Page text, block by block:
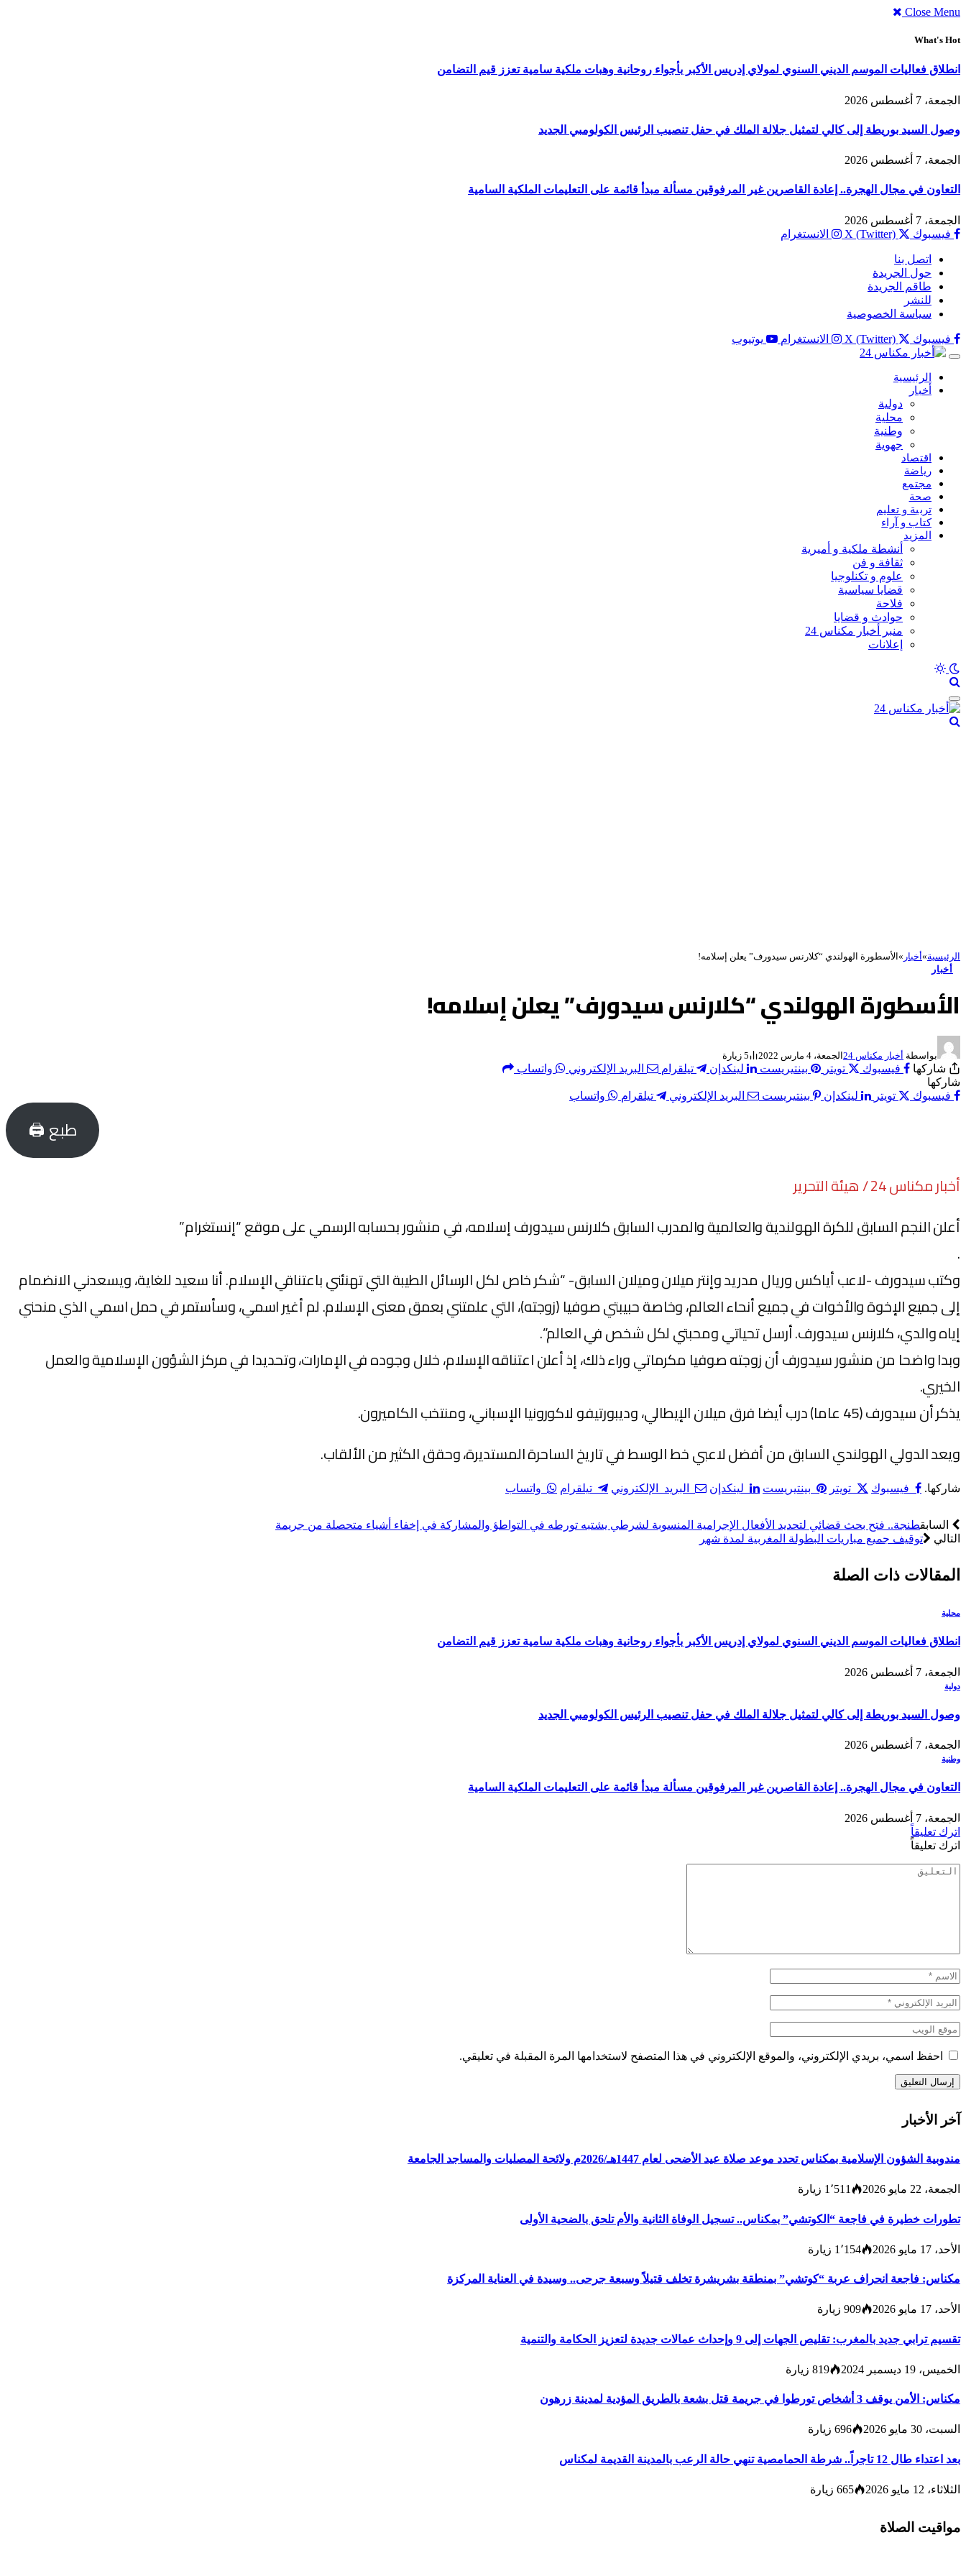
Close Menu
What's Hot
انطلاق فعاليات الموسم الديني السنوي لمولاي إدريس الأكبر بأجواء روحانية وهبات ملكية سامية تعزز قيم التضامن
الجمعة، 7 أغسطس 2026
وصول السيد بوريطة إلى كالي لتمثيل جلالة الملك في حفل تنصيب الرئيس الكولومبي الجديد
الجمعة، 7 أغسطس 2026
التعاون في مجال الهجرة.. إعادة القاصرين غير المرفوقين مسألة مبدأ قائمة على التعليمات الملكية السامية
الجمعة، 7 أغسطس 2026
فيسبوك
X (Twitter) الانستغرام
اتصل بنا
حول الجريدة
طاقم الجريدة
للنشر
سياسة الخصوصية
فيسبوك X (Twitter) الانستغرام يوتيوب
الرئيسية
أخبار
دولية
محلية
وطنية
جهوية
اقتصاد
رياضة
مجتمع
صحة
تربية و تعليم
كتاب و آراء
المزيد
أنشطة ملكية و أميرية
ثقافة و فن
علوم و تكنلوجيا
قضايا سياسية
فلاحة
حوادث و قضايا
منبر أخبار مكناس 24
إعلانات
الرئيسية»أخبار »الأسطورة الهولندي “كلارنس سيدورف” يعلن إسلامه!
أخبار
الأسطورة الهولندي “كلارنس سيدورف” يعلن إسلامه!
بواسطة أخبار مكناس 24 الجمعة، 4 مارس 2022 5 زيارة
شاركها فيسبوك تويتر بينتيريست لينكدإن تيلقرام البريد الإلكتروني
واتساب
شاركها
فيسبوك
تويتر لينكدإن بينتيريست البريد الإلكتروني تيلقرام واتساب
طبع 🖨
أخبار مكناس 24 / هيئة التحرير
أعلن النجم السابق للكرة الهولندية والعالمية والمدرب السابق كلارنس سيدورف إسلامه، في منشور بحسابه الرسمي على موقع “إنستغرام”
.
وكتب سيدورف -لاعب أياكس وريال مدريد وإنتر ميلان وميلان السابق- “شكر خاص لكل الرسائل الطيبة التي تهنئني باعتناقي الإسلام. أنا سعيد للغاية، ويسعدني الانضمام
إلى جميع الإخوة والأخوات في جميع أنحاء العالم، وخاصة حبيبتي صوفيا (زوجته)، التي علمتني بعمق معنى الإسلام. لم أغير اسمي، وسأستمر في حمل اسمي الذي منحني
إياه والدي، كلارنس سيدورف. أرسل تحياتي ومحبتي لكل شخص في العالم”.
وبدا واضحا من منشور سيدورف أن زوجته صوفيا مكرماتي وراء ذلك، إذ أعلن اعتناقه الإسلام، خلال وجوده في الإمارات، وتحديدا في مركز الشؤون الإسلامية والعمل
الخيري.
يذكر أن سيدورف (45 عاما) درب أيضا فرق ميلان الإيطالي، وديبورتيفو لاكورونيا الإسباني، ومنتخب الكاميرون.
ويعد الدولي الهولندي السابق من أفضل لاعبي خط الوسط في تاريخ الساحرة المستديرة، وحقق الكثير من الألقاب.
شاركها. فيسبوك تويتر بينتيريست لينكدإن البريد الإلكتروني تيلقرام واتساب
السابقطنجة.. فتح بحث قضائي لتحديد الأفعال الإجرامية المنسوبة لشرطي يشتبه تورطه في التواطؤ والمشاركة في إخفاء أشياء متحصلة من جريمة
التالي
توقيف جميع مباريات البطولة المغربية لمدة شهر
المقالات ذات الصلة
محلية
انطلاق فعاليات الموسم الديني السنوي لمولاي إدريس الأكبر بأجواء روحانية وهبات ملكية سامية تعزز قيم التضامن
الجمعة، 7 أغسطس 2026
دولية
وصول السيد بوريطة إلى كالي لتمثيل جلالة الملك في حفل تنصيب الرئيس الكولومبي الجديد
الجمعة، 7 أغسطس 2026
وطنية
التعاون في مجال الهجرة.. إعادة القاصرين غير المرفوقين مسألة مبدأ قائمة على التعليمات الملكية السامية
الجمعة، 7 أغسطس 2026
اترك تعليقاً
اترك تعليقاً
احفظ اسمي، بريدي الإلكتروني، والموقع الإلكتروني في هذا المتصفح لاستخدامها المرة المقبلة في تعليقي.
آخر الأخبار
مندوبية الشؤون الإسلامية بمكناس تحدد موعد صلاة عيد الأضحى لعام 1447هـ/2026م ولائحة المصليات والمساجد الجامعة
الجمعة، 22 مايو 2026 1٬511 زيارة
تطورات خطيرة في فاجعة “الكوتشي” بمكناس.. تسجيل الوفاة الثانية والأم تلحق بالضحية الأولى
الأحد، 17 مايو 2026 1٬154 زيارة
مكناس: فاجعة انحراف عربة “كوتشي” بمنطقة بشريشرة تخلف قتيلاً وسبعة جرحى.. وسيدة في العناية المركزة
الأحد، 17 مايو 2026 909 زيارة
تقسيم ترابي جديد بالمغرب: تقليص الجهات إلى 9 وإحداث عمالات جديدة لتعزيز الحكامة والتنمية
الخميس، 19 ديسمبر 2024 819 زيارة
مكناس: الأمن يوقف 3 أشخاص تورطوا في جريمة قتل بشعة بالطريق المؤدية لمدينة زرهون
السبت، 30 مايو 2026 696 زيارة
بعد اعتداء طال 12 تاجراً.. شرطة الحمامصية تنهي حالة الرعب بالمدينة القديمة لمكناس
الثلاثاء، 12 مايو 2026 665 زيارة
مواقيت الصلاة